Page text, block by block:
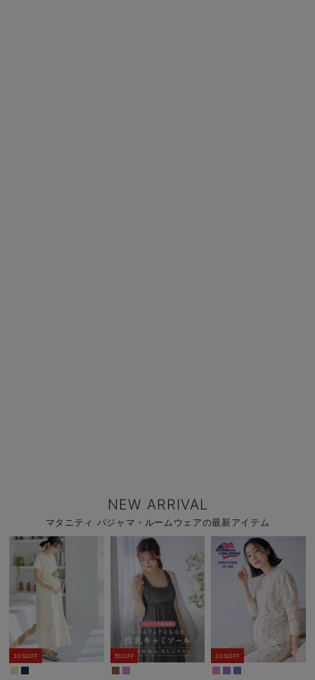
NEW ARRIVAL
マタニティ パジャマ・ルームウェアの最新アイテム
30%OFF 5%OFF 30%OFF